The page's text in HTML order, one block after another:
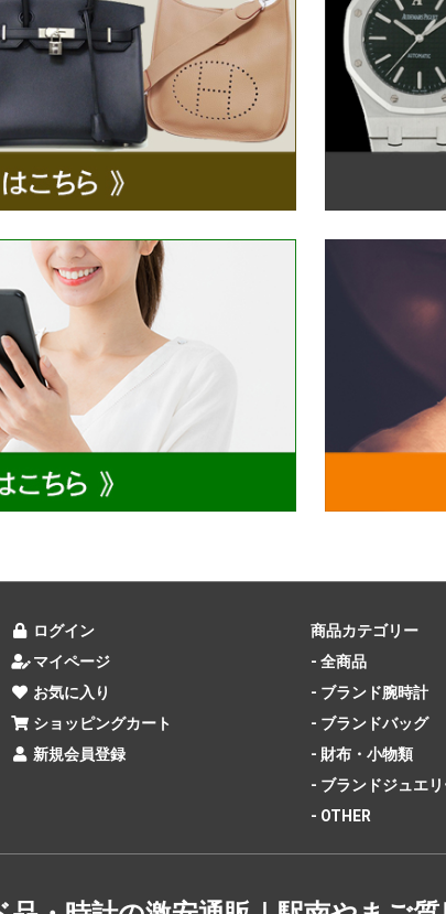
ログイン
マイページ
お気に入り
ショッピングカート
新規会員登録
商品カテゴリー
- 全商品
- ブランド腕時計
- ブランドバッグ
- 財布・小物類
- ブランドジュエ
- OTHER